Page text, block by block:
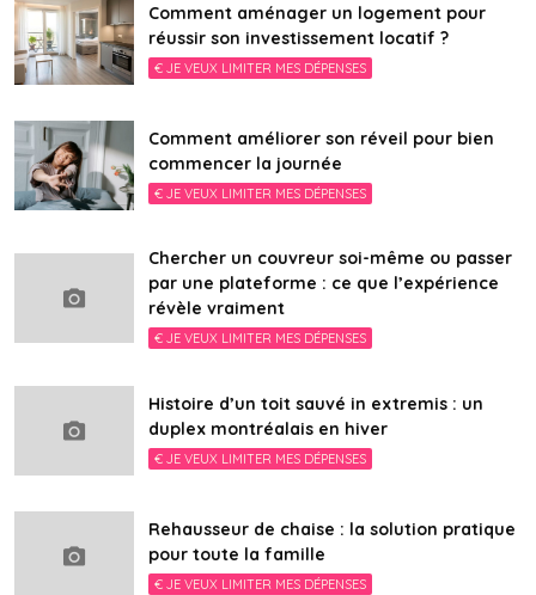
Comment aménager un logement pour
réussir son investissement locatif ?
€ JE VEUX LIMITER MES DÉPENSES
Comment améliorer son réveil pour bien
commencer la journée
€ JE VEUX LIMITER MES DÉPENSES
Chercher un couvreur soi-même ou passer
par une plateforme : ce que l’expérience
révèle vraiment
€ JE VEUX LIMITER MES DÉPENSES
Histoire d’un toit sauvé in extremis : un
duplex montréalais en hiver
€ JE VEUX LIMITER MES DÉPENSES
Rehausseur de chaise : la solution pratique
pour toute la famille
€ JE VEUX LIMITER MES DÉPENSES